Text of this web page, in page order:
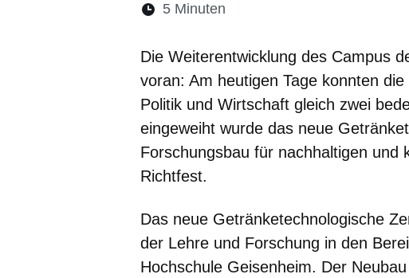
Lesedauer:
5 Minuten
Die Weiterentwicklung des Campus
voran: Am heutigen Tage konnten
Politik und Wirtschaft gleich zwei
eingeweiht wurde das neue
Forschungsbau für nachhaltigen und
Richtfest.
Das neue Getränketechnologische
der Lehre und Forschung in den
Hochschule Geisenheim. Der